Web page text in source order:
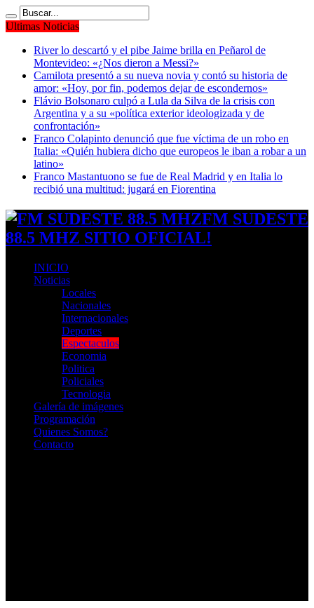
Ultimas Noticias
River lo descartó y el pibe Jaime brilla en Peñarol de
Montevideo: «¿Nos dieron a Messi?»
Camilota presentó a su nueva novia y contó su historia de
amor: «Hoy, por fin, podemos dejar de escondernos»
Flávio Bolsonaro culpó a Lula da Silva de la crisis con
Argentina y a su «política exterior ideologizada y de
confrontación»
Franco Colapinto denunció que fue víctima de un robo en
Italia: «Quién hubiera dicho que europeos le iban a robar a un
latino»
Franco Mastantuono se fue de Real Madrid y en Italia lo
recibió una multitud: jugará en Fiorentina
FM SUDESTE
88.5 MHZ SITIO OFICIAL!
INICIO
Noticias
Locales
Nacionales
Internacionales
Deportes
Espectaculos
Economia
Politica
Policiales
Tecnologia
Galería de imágenes
Programación
Quienes Somos?
Contacto